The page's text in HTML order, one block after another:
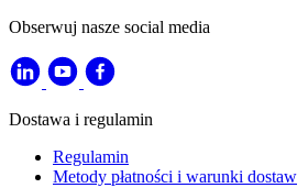
Obserwuj nasze social media
Dostawa i regulamin
Regulamin
Metody płatności i warunki dostaw